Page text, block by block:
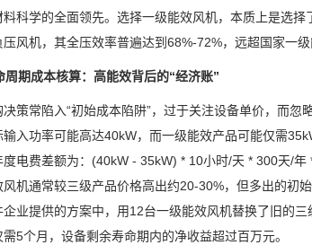
料科学的全面领先。选择一级能效风机，本质上是选
风机，其全压效率普遍达到68%-72%，远超国家一
周期成本核算：高能效背后的“经济账”
决策常陷入“初始成本陷阱”，过于关注设备单价，而
输入功率可能高达40kW，而一级能效产品可能仅需
度电费差额为：(40kW - 35kW) * 10小时/天 * 300天/
风机通常较三级产品价格高出约20-30%，但多出的初
企业提供的方案中，用12台一级能效风机替换了旧的
需5个月，设备剩余寿命期内的净收益超过百万元。